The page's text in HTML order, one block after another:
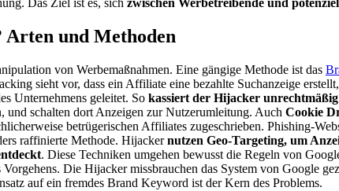
Das Ziel ist es, sich zwischen Werbetreibende und
und Methoden
von Werbemaßnahmen. Eine gängige Methode ist das
sieht vor, dass ein Affiliate eine bezahlte Suchanzeige
Unternehmens geleitet. So kassiert der Hijacker
schalten dort Anzeigen zur Nutzerumleitung. Auch Cookie
betrügerischen Affiliates zugeschrieben. Phishing-
raffinierte Methode. Hijackernutzen Geo-Targeting, um
. Diese Techniken umgehen bewusst die Regeln von
Die Hijacker missbrauchen das System von Google
auf ein fremdes Brand Keyword ist der Kern des Problems.